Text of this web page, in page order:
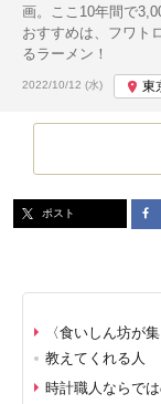
画。ここ10年間で
おすすめは、フワト
るラーメン！
投稿日:
2022/10/12 (水) 東
ポスト
〈食いしん坊が集
教えてくれる人
時計職人ならで